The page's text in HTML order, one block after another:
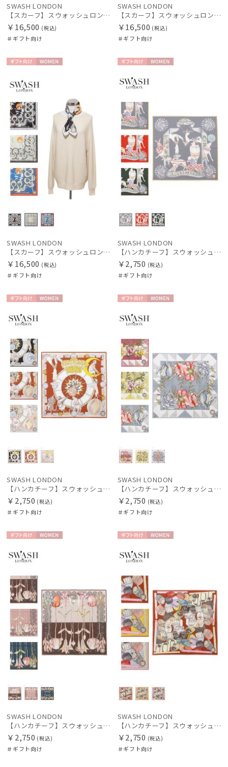
SWASH LONDON
【スカーフ】スウォッシュロンドン (SWASH LONDON) Grand Patisserie 68×68 シルク 日本製
￥16,500 (税込)
＃ギフト向け
SWASH LONDON
【スカーフ】スウォッシュロンドン (SWASH LONDON) Harlequin Parade 68×68 シルク 日本製
￥16,500 (税込)
＃ギフト向け
向け
N
SWASH LONDON
【スカーフ】スウォッシュロンドン (SWASH LONDON) Aerial 68×68 シルク 日本製
￥16,500 (税込)
＃ギフト向け
向け
N
SWASH LONDON
【ハンカチーフ】スウォッシュロンドン (SWASH LONDON) Travelling Troupe 52×52 日本製
￥2,750 (税込)
＃ギフト向け
向け
N
SWASH LONDON
【ハンカチーフ】スウォッシュロンドン (SWASH LONDON) Showtime 52×52 日本製
￥2,750 (税込)
＃ギフト向け
向け
N
SWASH LONDON
【ハンカチーフ】スウォッシュロンドン (SWASH LONDON) Stage Bouquet 52×52 日本製
￥2,750 (税込)
＃ギフト向け
向け
N
SWASH LONDON
【ハンカチーフ】スウォッシュロンドン (SWASH LONDON) Garden Act 52×52 日本製
￥2,750 (税込)
＃ギフト向け
向け
N
SWASH LONDON
【ハンカチーフ】スウォッシュロンドン (SWASH LONDON) Fondant Fancies 52×52 日本製
￥2,750 (税込)
＃ギフト向け